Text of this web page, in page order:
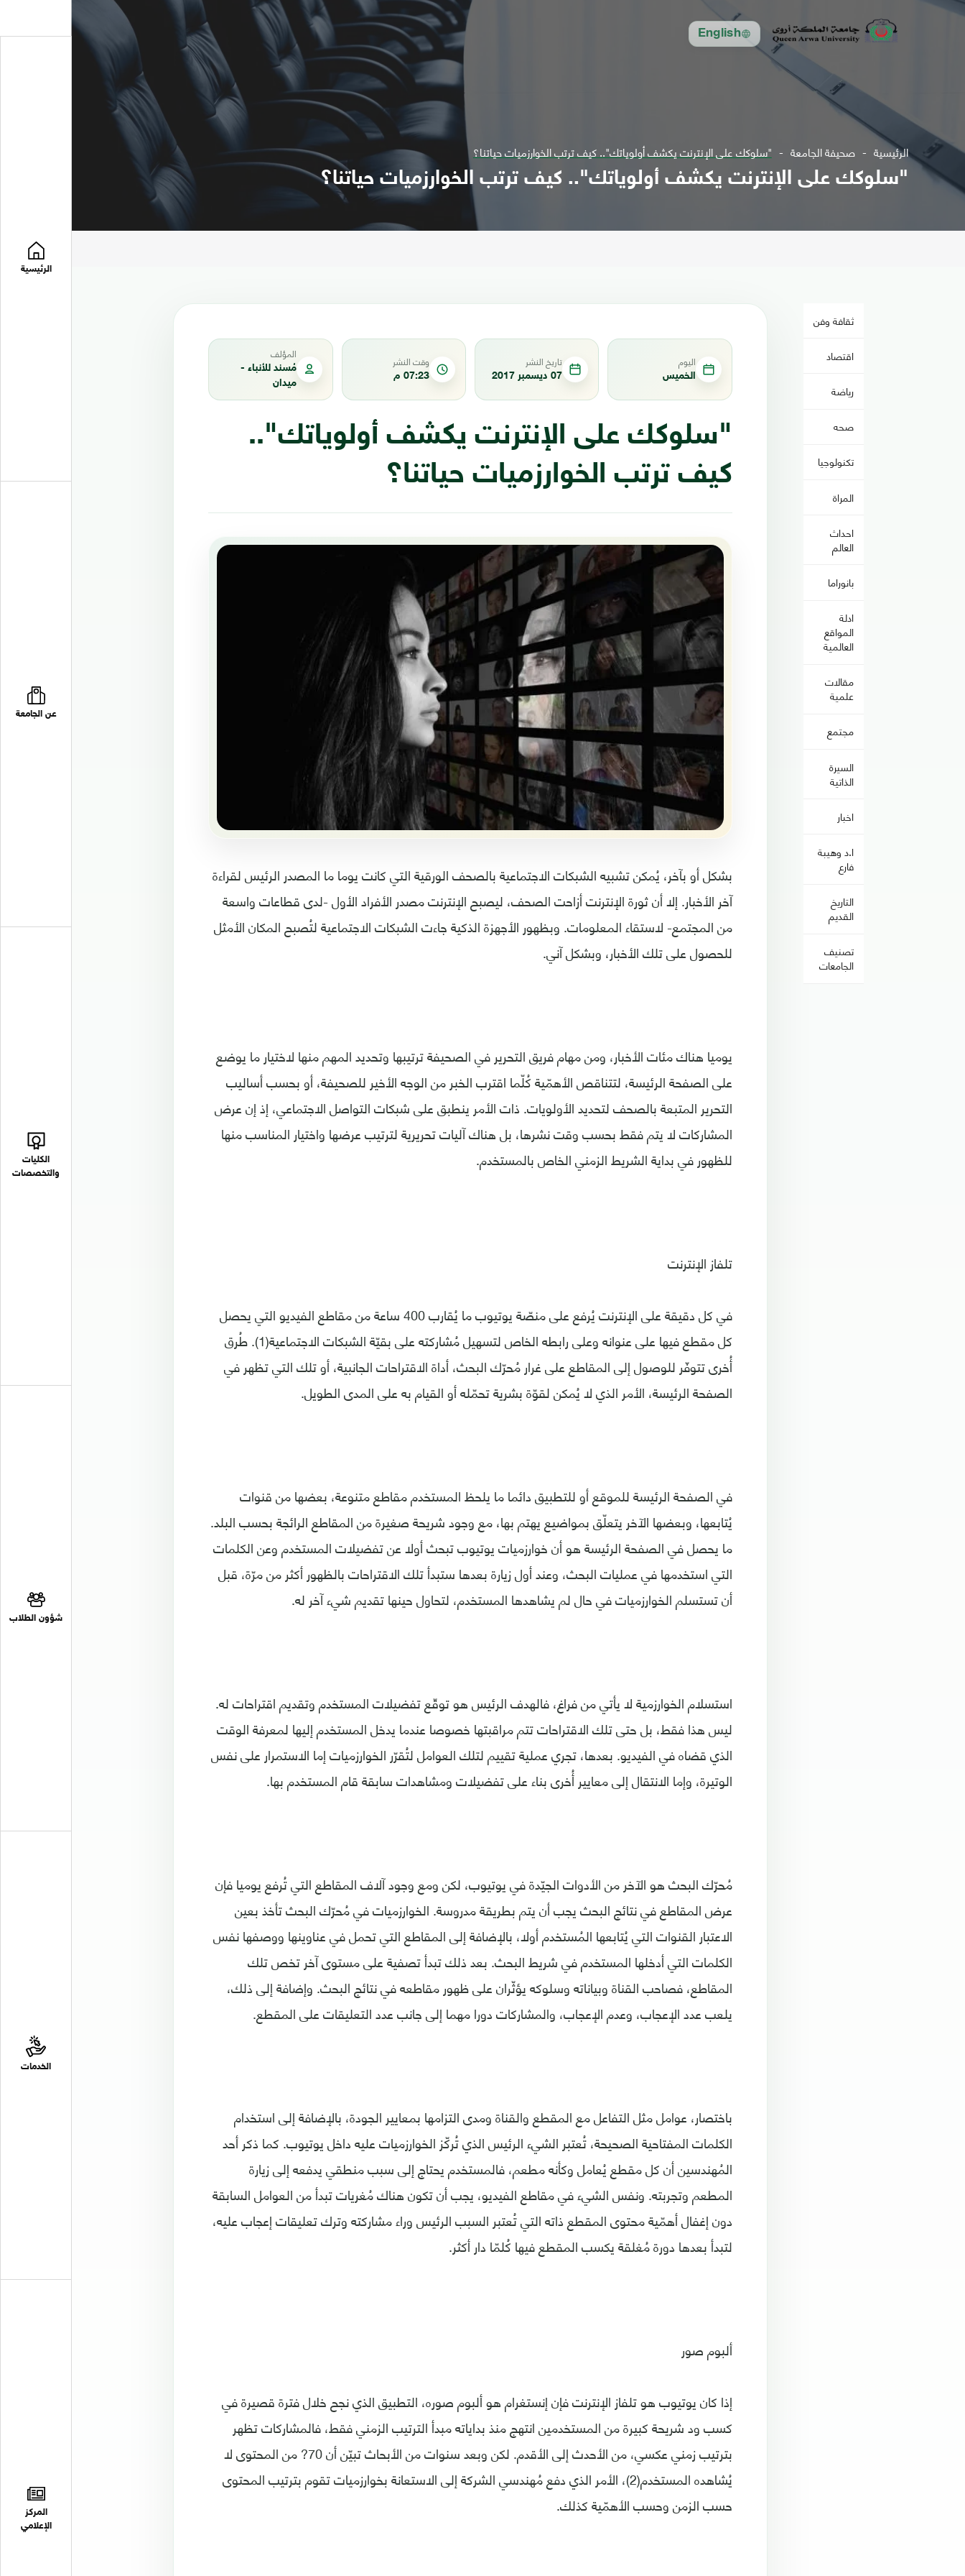
English
الرئيسية
عن الجامعة
الكليات
والتخصصات
شؤون الطلاب
الخدمات
المركز
الإعلامي
الرئيسية صحيفة الجامعة "سلوكك على الإنترنت يكشف أولوياتك".. كيف ترتب الخوارزميات حياتنا؟
"سلوكك على الإنترنت يكشف أولوياتك".. كيف ترتب الخوارزميات حياتنا؟
ثقافة وفن
اقتصاد
رياضة
صحه
تكنولوجيا
المراة
احداث
العالم
بانوراما
ادلة
المواقع
العالمية
مقالات
علمية
مجتمع
السيرة
الذاتية
اخبار
ا.د وهيبة
فارع
التاريخ
القديم
تصنيف
الجامعات
اليوم
الخميس
تاريخ النشر
07 ديسمبر 2017
وقت النشر
07:23 م
المؤلف
مُسند للأنباء -
ميدان
"سلوكك على الإنترنت يكشف أولوياتك"..
كيف ترتب الخوارزميات حياتنا؟
بشكل أو بآخر، يُمكن تشبيه الشبكات الاجتماعية بالصحف الورقية التي كانت يوما ما المصدر الرئيس لقراءة
آخر الأخبار. إلا أن ثورة الإنترنت أزاحت الصحف، ليصبح الإنترنت مصدر الأفراد الأول -لدى قطاعات واسعة
من المجتمع- لاستقاء المعلومات. وبظهور الأجهزة الذكية جاءت الشبكات الاجتماعية لتُصبح المكان الأمثل
للحصول على تلك الأخبار، وبشكل آني.
يوميا هناك مئات الأخبار، ومن مهام فريق التحرير في الصحيفة ترتيبها وتحديد المهم منها لاختيار ما يوضع
على الصفحة الرئيسة، لتتناقص الأهمّية كُلّما اقترب الخبر من الوجه الأخير للصحيفة، أو بحسب أساليب
التحرير المتبعة بالصحف لتحديد الأولويات. ذات الأمر ينطبق على شبكات التواصل الاجتماعي، إذ إن عرض
المشاركات لا يتم فقط بحسب وقت نشرها، بل هناك آليات تحريرية لترتيب عرضها واختيار المناسب منها
للظهور في بداية الشريط الزمني الخاص بالمستخدم.
تلفاز الإنترنت
في كل دقيقة على الإنترنت يُرفع على منصّة يوتيوب ما يُقارب 400 ساعة من مقاطع الفيديو التي يحصل
كل مقطع فيها على عنوانه وعلى رابطه الخاص لتسهيل مُشاركته على بقيّة الشبكات الاجتماعية(1). طُرق
أُخرى تتوفّر للوصول إلى المقاطع على غرار مُحرّك البحث، أداة الاقتراحات الجانبية، أو تلك التي تظهر في
الصفحة الرئيسة، الأمر الذي لا يُمكن لقوّة بشرية تحمّله أو القيام به على المدى الطويل.
في الصفحة الرئيسة للموقع أو للتطبيق دائما ما يلحظ المستخدم مقاطع متنوعة، بعضها من قنوات
يُتابعها، وبعضها الآخر يتعلّق بمواضيع يهتم بها، مع وجود شريحة صغيرة من المقاطع الرائجة بحسب البلد.
ما يحصل في الصفحة الرئيسة هو أن خوارزميات يوتيوب تبحث أولا عن تفضيلات المستخدم وعن الكلمات
التي استخدمها في عمليات البحث، وعند أول زيارة بعدها ستبدأ تلك الاقتراحات بالظهور أكثر من مرّة، قبل
أن تستسلم الخوارزميات في حال لم يشاهدها المستخدم، لتحاول حينها تقديم شيء آخر له.
استسلام الخوارزمية لا يأتي من فراغ، فالهدف الرئيس هو توقّع تفضيلات المستخدم وتقديم اقتراحات له.
ليس هذا فقط، بل حتى تلك الاقتراحات تتم مراقبتها خصوصا عندما يدخل المستخدم إليها لمعرفة الوقت
الذي قضاه في الفيديو. بعدها، تجري عملية تقييم لتلك العوامل لتُقرّر الخوارزميات إما الاستمرار على نفس
الوتيرة، وإما الانتقال إلى معايير أُخرى بناء على تفضيلات ومشاهدات سابقة قام المستخدم بها.
مُحرّك البحث هو الآخر من الأدوات الجيّدة في يوتيوب، لكن ومع وجود آلاف المقاطع التي تُرفع يوميا فإن
عرض المقاطع في نتائج البحث يجب أن يتم بطريقة مدروسة. الخوارزميات في مُحرّك البحث تأخذ بعين
الاعتبار القنوات التي يُتابعها المُستخدم أولا، بالإضافة إلى المقاطع التي تحمل في عناوينها ووصفها نفس
الكلمات التي أدخلها المستخدم في شريط البحث. بعد ذلك تبدأ تصفية على مستوى آخر تخص تلك
المقاطع، فصاحب القناة وبياناته وسلوكه يؤثّران على ظهور مقاطعه في نتائج البحث. وإضافة إلى ذلك،
يلعب عدد الإعجاب، وعدم الإعجاب، والمشاركات دورا مهما إلى جانب عدد التعليقات على المقطع.
باختصار، عوامل مثل التفاعل مع المقطع والقناة ومدى التزامها بمعايير الجودة، بالإضافة إلى استخدام
الكلمات المفتاحية الصحيحة، تُعتبر الشيء الرئيس الذي تُركّز الخوارزميات عليه داخل يوتيوب. كما ذكر أحد
المُهندسين أن كل مقطع يُعامل وكأنه مطعم، فالمستخدم يحتاج إلى سبب منطقي يدفعه إلى زيارة
المطعم وتجربته. ونفس الشيء في مقاطع الفيديو، يجب أن تكون هناك مُغريات تبدأ من العوامل السابقة
دون إغفال أهمّية محتوى المقطع ذاته التي تُعتبر السبب الرئيس وراء مشاركته وترك تعليقات إعجاب عليه،
لتبدأ بعدها دورة مُغلقة يكسب المقطع فيها كُلمّا دار أكثر.
ألبوم صور
إذا كان يوتيوب هو تلفاز الإنترنت فإن إنستغرام هو ألبوم صوره، التطبيق الذي نجح خلال فترة قصيرة في
كسب ود شريحة كبيرة من المستخدمين انتهج منذ بداياته مبدأ الترتيب الزمني فقط، فالمشاركات تظهر
بترتيب زمني عكسي، من الأحدث إلى الأقدم. لكن وبعد سنوات من الأبحاث تبيّن أن 70? من المحتوى لا
يُشاهده المستخدم(2)، الأمر الذي دفع مُهندسي الشركة إلى الاستعانة بخوارزميات تقوم بترتيب المحتوى
حسب الزمن وحسب الأهمّية كذلك.